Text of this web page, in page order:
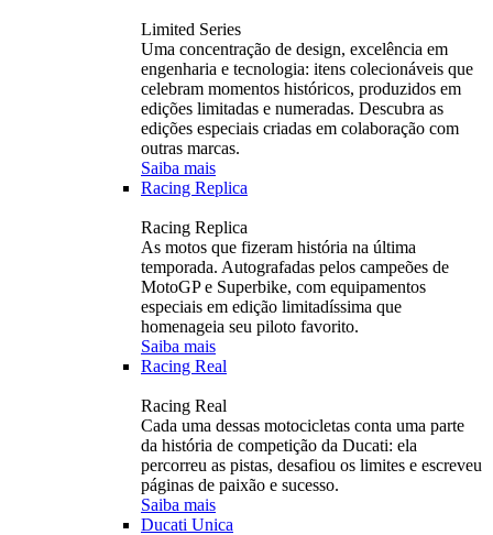
Limited Series
Uma concentração de design, excelência em
engenharia e tecnologia: itens colecionáveis ​​que
celebram momentos históricos, produzidos em
edições limitadas e numeradas. Descubra as
edições especiais criadas em colaboração com
outras marcas.
Saiba mais
Racing Replica
Racing Replica
As motos que fizeram história na última
temporada. Autografadas pelos campeões de
MotoGP e Superbike, com equipamentos
especiais em edição limitadíssima que
homenageia seu piloto favorito.
Saiba mais
Racing Real
Racing Real
Cada uma dessas motocicletas conta uma parte
da história de competição da Ducati: ela
percorreu as pistas, desafiou os limites e escreveu
páginas de paixão e sucesso.
Saiba mais
Ducati Unica